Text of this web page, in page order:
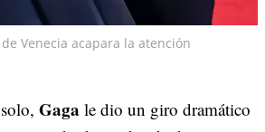
Venecia acapara la atención
Gaga le dio un giro dramático